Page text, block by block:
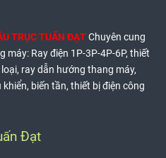
TRỤC TUẤN ĐẠTChuyên cung
Ray điện 1P-3P-4P-6P, thiết
ray dẫn hướng thang máy,
biến tần, thiết bị điện công
Đạt